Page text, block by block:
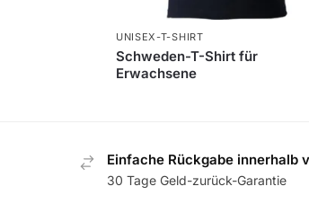
UNISEX-T-SHIRT
Schweden-T-Shirt für
Erwachsene
Einfache Rückgabe innerhalb
30 Tage Geld-zurück-Garantie